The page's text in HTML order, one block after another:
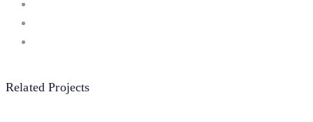
Related Projects